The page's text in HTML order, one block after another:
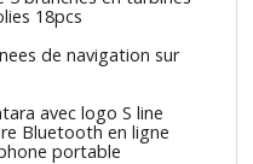
18pcs
de navigation sur
avec logo S line
Bluetooth en ligne
portable